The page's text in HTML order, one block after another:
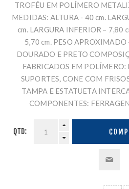
TROFÉU EM POLÍMERO
MEDIDAS: ALTURA - 40 cm.
cm. LARGURA INFERIOR – 7,80
5,70 cm. PESO APROXIMADO
DOURADO E PRETO
FABRICADOS EM POLÍMERO:
SUPORTES, CONE COM
TAMPA E ESTATUETA
COMPONENTES:
QTD: